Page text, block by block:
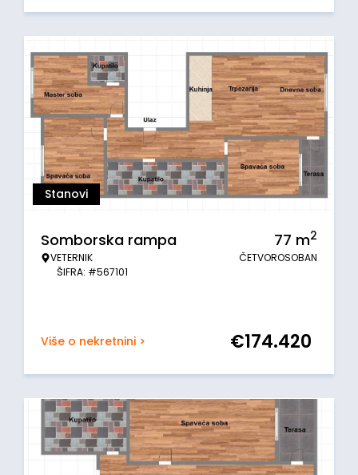
Stanovi
Somborska rampa
VETERNIK
ŠIFRA: #567101
77 m2
ČETVOROSOBAN
Više o nekretnini > €174.420